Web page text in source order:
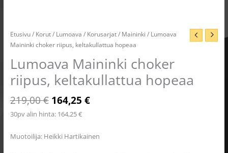
Etusivu/ Korut/ Lumoava / Korusarjat/ Maininki / Lumoava
Maininki choker riipus, keltakullattua hopeaa
Lumoava Maininki choker
riipus, keltakullattua hopeaa
219,00€ 164,25 €
30pv alin hinta: 164,25€
Muotoilija: Heikki Hartikainen